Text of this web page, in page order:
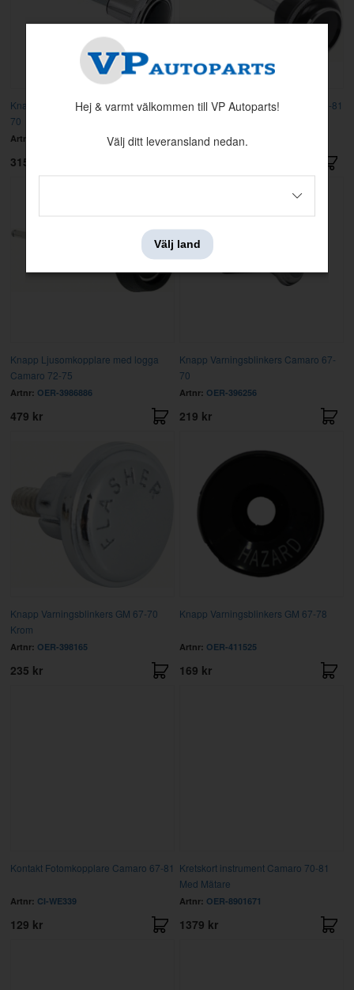
Knapp Ljusomkopplare Camaro 69-
70
Artnr:
315 kr
Knapp Ljusomkopplare Firebird 70-81
Artnr:OER-479773
Knapp Ljusomkopplare med logga
Camaro 72-75
Artnr: OER-3986886
479 kr
Knapp Varningsblinkers Camaro 67-
70
Artnr: OER-396256
219 kr
Knapp Varningsblinkers GM 67-70
Krom
Artnr: OER-398165
235 kr
Knapp Varningsblinkers GM 67-78
Artnr: OER-411525
169 kr
Kontakt Fotomkopplare Camaro 67-81
Artnr: CI-WE339
129 kr
Kretskort instrument Camaro 70-81
Med Mätare
Artnr: OER-8901671
1379 kr
Hej & varmt välkommen till VP Autoparts!
Välj ditt leveransland nedan.
Välj land